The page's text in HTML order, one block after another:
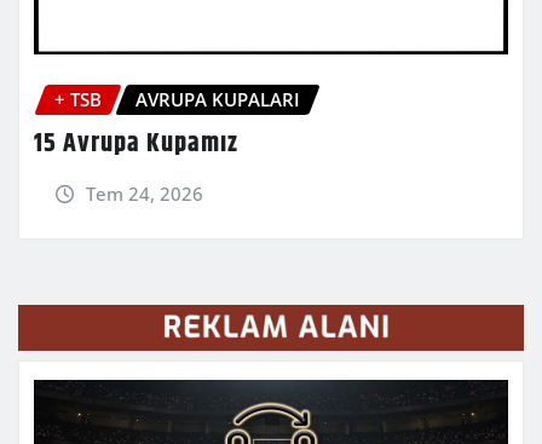
+ TSB AVRUPA KUPALARI
15 Avrupa Kupamız
Tem 24, 2026